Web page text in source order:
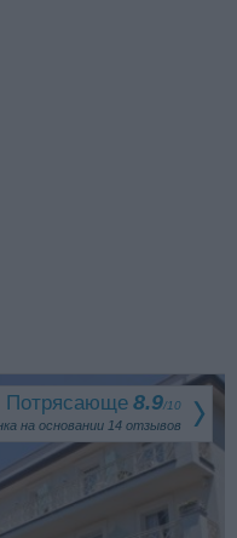
Потрясающе 8.9/10
на основании 14 отзывов